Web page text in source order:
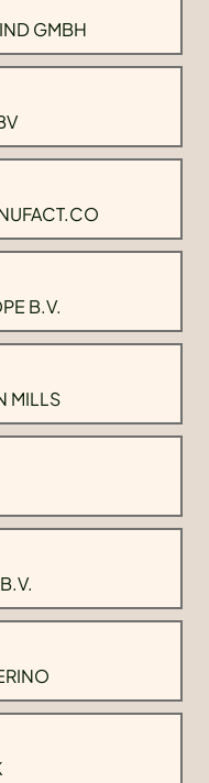
GMBH
B.V.
MILLS